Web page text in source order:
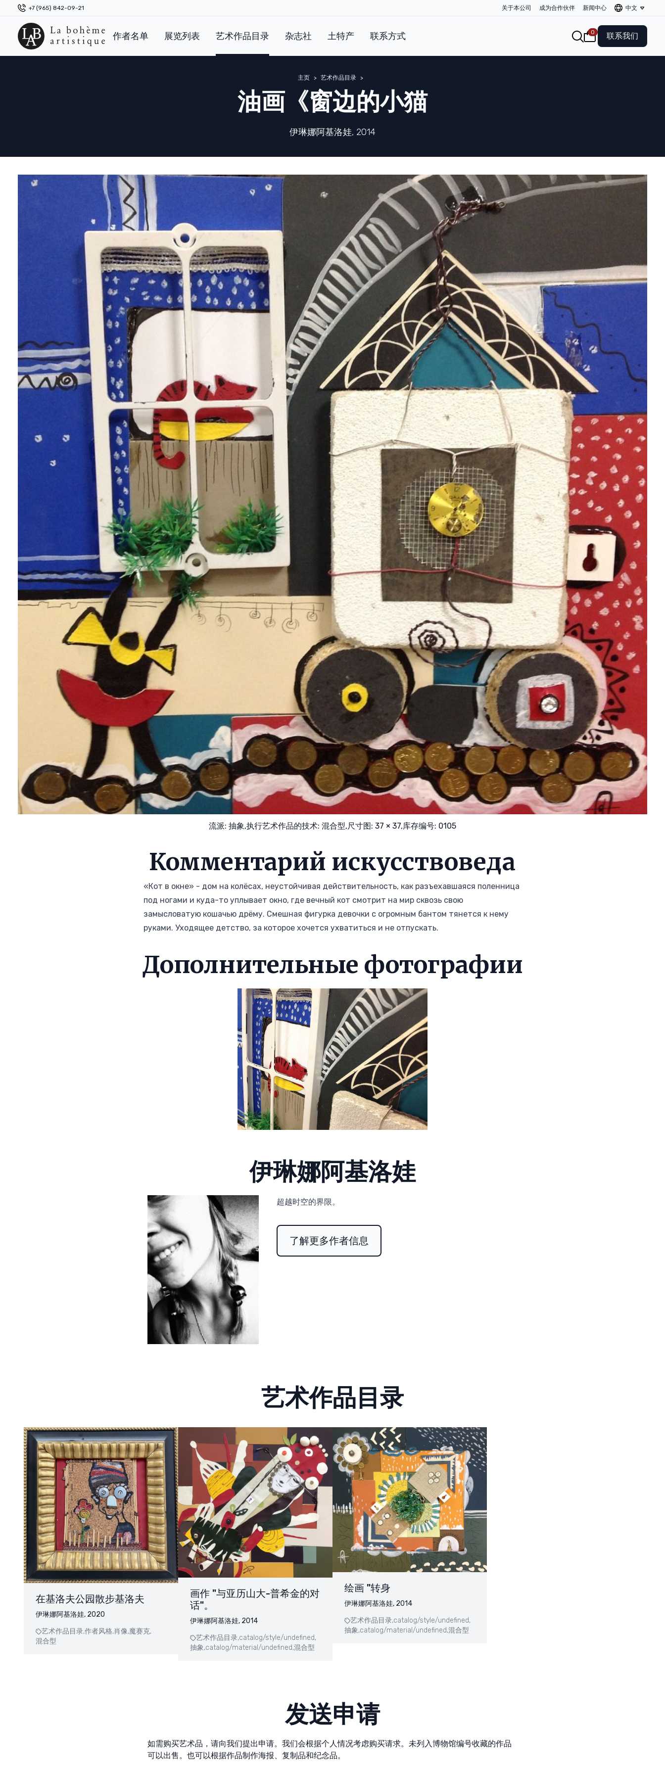
+7 (965) 842-09-21 关于本公司 成为合作伙伴 新闻中心 中文
作者名单 展览列表 艺术作品目录 杂志社 土特产 联系方式 0 联系我们
主页 艺术作品目录
油画《窗边的小猫
伊琳娜阿基洛娃, 2014
流派: 抽象,执行艺术作品的技术: 混合型,尺寸图: 37 × 37,库存编号: 0105
Комментарий искусствоведа
«Кот в окне» - дом на колёсах, неустойчивая действительность, как разъехавшаяся поленница
под ногами и куда-то уплывает окно, где вечный кот смотрит на мир сквозь свою
замысловатую кошачью дрёму. Смешная фигурка девочки с огромным бантом тянется к нему
руками. Уходящее детство, за которое хочется ухватиться и не отпускать.
Дополнительные фотографии
伊琳娜阿基洛娃
超越时空的界限。
了解更多作者信息
艺术作品目录
在基洛夫公园散步基洛夫
伊琳娜阿基洛娃, 2020
艺术作品目录,作者风格,肖像,魔赛克,
混合型
画作 "与亚历山大-普希金的对
话"。
伊琳娜阿基洛娃, 2014
艺术作品目录,catalog/style/undefined,
抽象,catalog/material/undefined,混合型
绘画 "转身
伊琳娜阿基洛娃, 2014
艺术作品目录,catalog/style/undefined,
抽象,catalog/material/undefined,混合型
发送申请
如需购买艺术品，请向我们提出申请。我们会根据个人情况考虑购买请求。未列入博物馆编号收藏的作品
可以出售。也可以根据作品制作海报、复制品和纪念品。